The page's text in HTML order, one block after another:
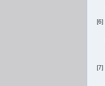
[6]
[7]